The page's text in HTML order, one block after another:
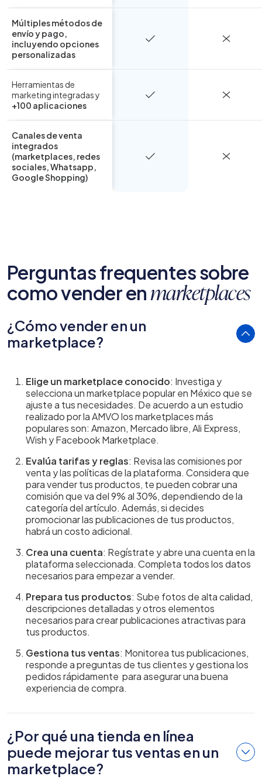
Múltiples métodos de
envío y pago
incluyendo opciones
personalizadas
Herramientas de
marketing integradas y
+100 aplicaciones
Canales de venta
integrados
(marketplaces, redes
sociales, Whatsapp,
Google Shopping)
Perguntas frequentes sobre
como vender en marketplaces
¿Cómo vender en un
marketplace?
Elige un marketplace conocido: Investiga y
selecciona un marketplace popular en México que se
ajuste a tus necesidades. De acuerdo a un estudio
realizado por la AMVO los marketplaces más
populares son: Amazon, Mercado libre, Ali Express,
Wish y Facebook Marketplace.
Evalúa tarifas y reglas: Revisa las comisiones por
venta y las políticas de la plataforma. Considera que
para vender tus productos, te pueden cobrar una
comisión que va del 9% al 30%, dependiendo de la
categoría del artículo. Además, si decides
promocionar las publicaciones de tus productos,
habrá un costo adicional.
Crea una cuenta: Regístrate y abre una cuenta en la
plataforma seleccionada. Completa todos los datos
necesarios para empezar a vender.
Prepara tus productos: Sube fotos de alta calidad,
descripciones detalladas y otros elementos
necesarios para crear publicaciones atractivas para
tus productos.
Gestiona tus ventas: Monitorea tus publicaciones,
responde a preguntas de tus clientes y gestiona los
pedidos rápidamente para asegurar una buena
experiencia de compra.
¿Por qué una tienda en línea
puede mejorar tus ventas en un
marketplace?